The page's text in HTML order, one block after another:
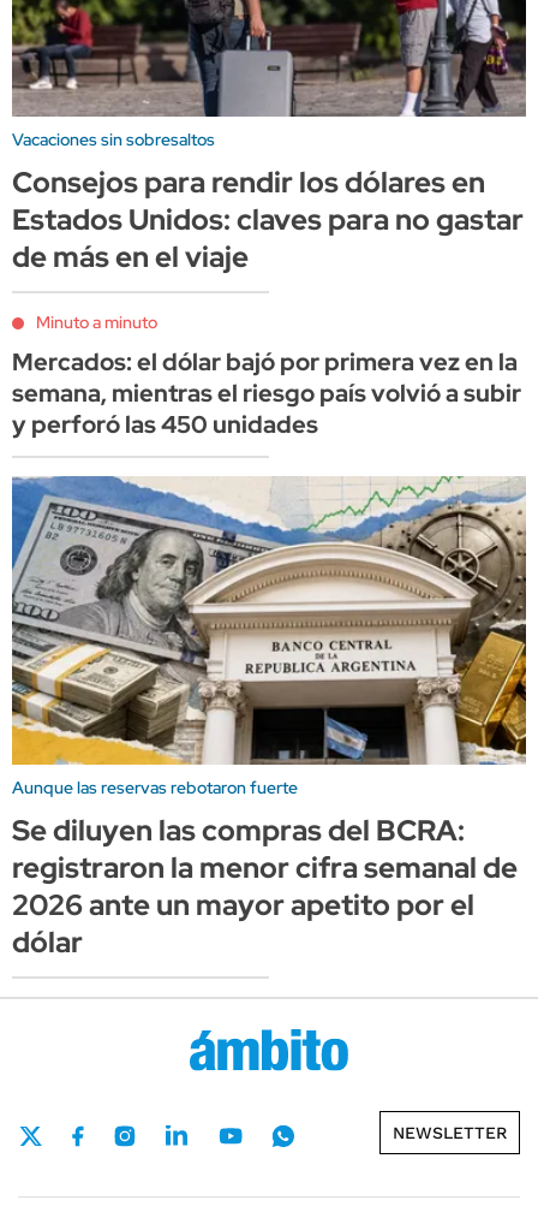
Vacaciones sin sobresaltos
Consejos para rendir los dólares en
Estados Unidos: claves para no gastar
de más en el viaje
Minuto a minuto
Mercados: el dólar bajó por primera vez en la
semana, mientras el riesgo país volvió a subir
y perforó las 450 unidades
Aunque las reservas rebotaron fuerte
Se diluyen las compras del BCRA:
registraron la menor cifra semanal de
2026 ante un mayor apetito por el
dólar
NEWSLETTER